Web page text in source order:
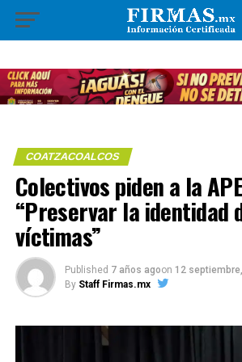
COATZACOALCOS
Colectivos piden a la
“Preservar la identidad
víctimas”
Published 7 años agoon 12
By Staff Firmas.mx